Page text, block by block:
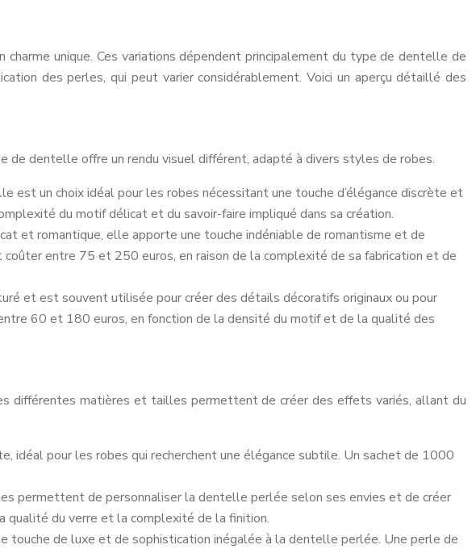
unique. Ces variations dépendent principalement du type de dentelle de
des perles, qui peut varier considérablement. Voici un aperçu détaillé des
de dentelle offre un rendu visuel différent, adapté à divers styles de robes.
est un choix idéal pour les robes nécessitant une touche d’élégance discrète et
du motif délicat et du savoir-faire impliqué dans sa création.
et romantique, elle apporte une touche indéniable de romantisme et de
entre 75 et 250 euros, en raison de la complexité de sa fabrication et de
et est souvent utilisée pour créer des détails décoratifs originaux ou pour
60 et 180 euros, en fonction de la densité du motif et de la qualité des
différentes matières et tailles permettent de créer des effets variés, allant du
pour les robes qui recherchent une élégance subtile. Un sachet de 1000
permettent de personnaliser la dentelle perlée selon ses envies et de créer
qualité du verre et la complexité de la finition.
de luxe et de sophistication inégalée à la dentelle perlée. Une perle de